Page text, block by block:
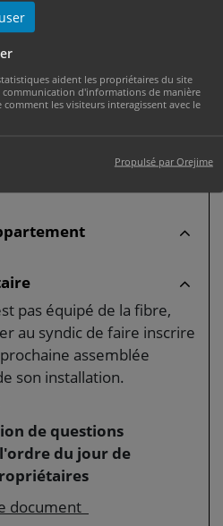
aident les propriétaires du site
communication d'informations de manière
les visiteurs interagissent avec le
Propulsé par Orejime
(FTTH, FTTB ou
entièrement en
Vous devez
par tous moyens
faire ces travaux.
faite par votre
pas équipé de la fibre,
au syndic de faire inscrire
assemblée
son installation.
de questions
du jour de
document